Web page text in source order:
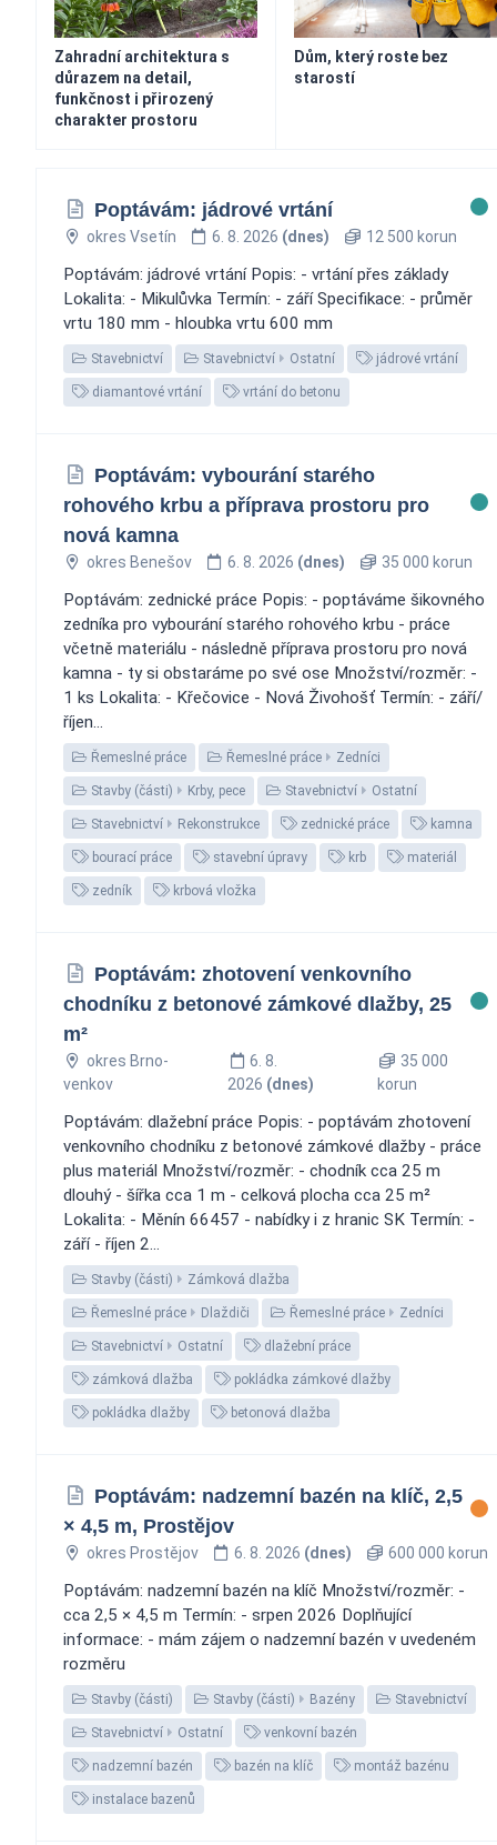
Zahradní architektura s
důrazem na detail,
funkčnost i přirozený
charakter prostoru
Dům, který roste bez
starostí
Poptávám: jádrové vrtání
okres Vsetín 6. 8. 2026 (dnes) 12 500 korun
Poptávám: jádrové vrtání Popis: - vrtání přes základy
Lokalita: - Mikulůvka Termín: - září Specifikace: - průměr
vrtu 180 mm - hloubka vrtu 600 mm
Stavebnictví Stavebnictví Ostatní jádrové vrtání
diamantové vrtání vrtání do betonu
Poptávám: vybourání starého
rohového krbu a příprava prostoru pro
nová kamna
okres Benešov 6. 8. 2026 (dnes) 35 000 korun
Poptávám: zednické práce Popis: - poptáváme šikovného
zedníka pro vybourání starého rohového krbu - práce
včetně materiálu - následně příprava prostoru pro nová
kamna - ty si obstaráme po své ose Množství/rozměr: -
1 ks Lokalita: - Křečovice - Nová Živohošť Termín: - září/
říjen...
Řemeslné práce Řemeslné práce Zedníci
Stavby (části) Krby, pece Stavebnictví Ostatní
Stavebnictví Rekonstrukce zednické práce kamna
bourací práce stavební úpravy krb materiál
zedník krbová vložka
Poptávám: zhotovení venkovního
chodníku z betonové zámkové dlažby, 25
m²
okres Brno-
venkov
6. 8.
2026 (dnes)
35 000
korun
Poptávám: dlažební práce Popis: - poptávám zhotovení
venkovního chodníku z betonové zámkové dlažby - práce
plus materiál Množství/rozměr: - chodník cca 25 m
dlouhý - šířka cca 1 m - celková plocha cca 25 m²
Lokalita: - Měnín 66457 - nabídky i z hranic SK Termín: -
září - říjen 2...
Stavby (části) Zámková dlažba
Řemeslné práce Dlaždiči Řemeslné práce Zedníci
Stavebnictví Ostatní dlažební práce
zámková dlažba pokládka zámkové dlažby
pokládka dlažby betonová dlažba
Poptávám: nadzemní bazén na klíč, 2,5
× 4,5 m, Prostějov
okres Prostějov 6. 8. 2026 (dnes) 600 000 korun
Poptávám: nadzemní bazén na klíč Množství/rozměr: -
cca 2,5 × 4,5 m Termín: - srpen 2026 Doplňující
informace: - mám zájem o nadzemní bazén v uvedeném
rozměru
Stavby (části) Stavby (části) Bazény Stavebnictví
Stavebnictví Ostatní venkovní bazén
nadzemní bazén bazén na klíč montáž bazénu
instalace bazenů